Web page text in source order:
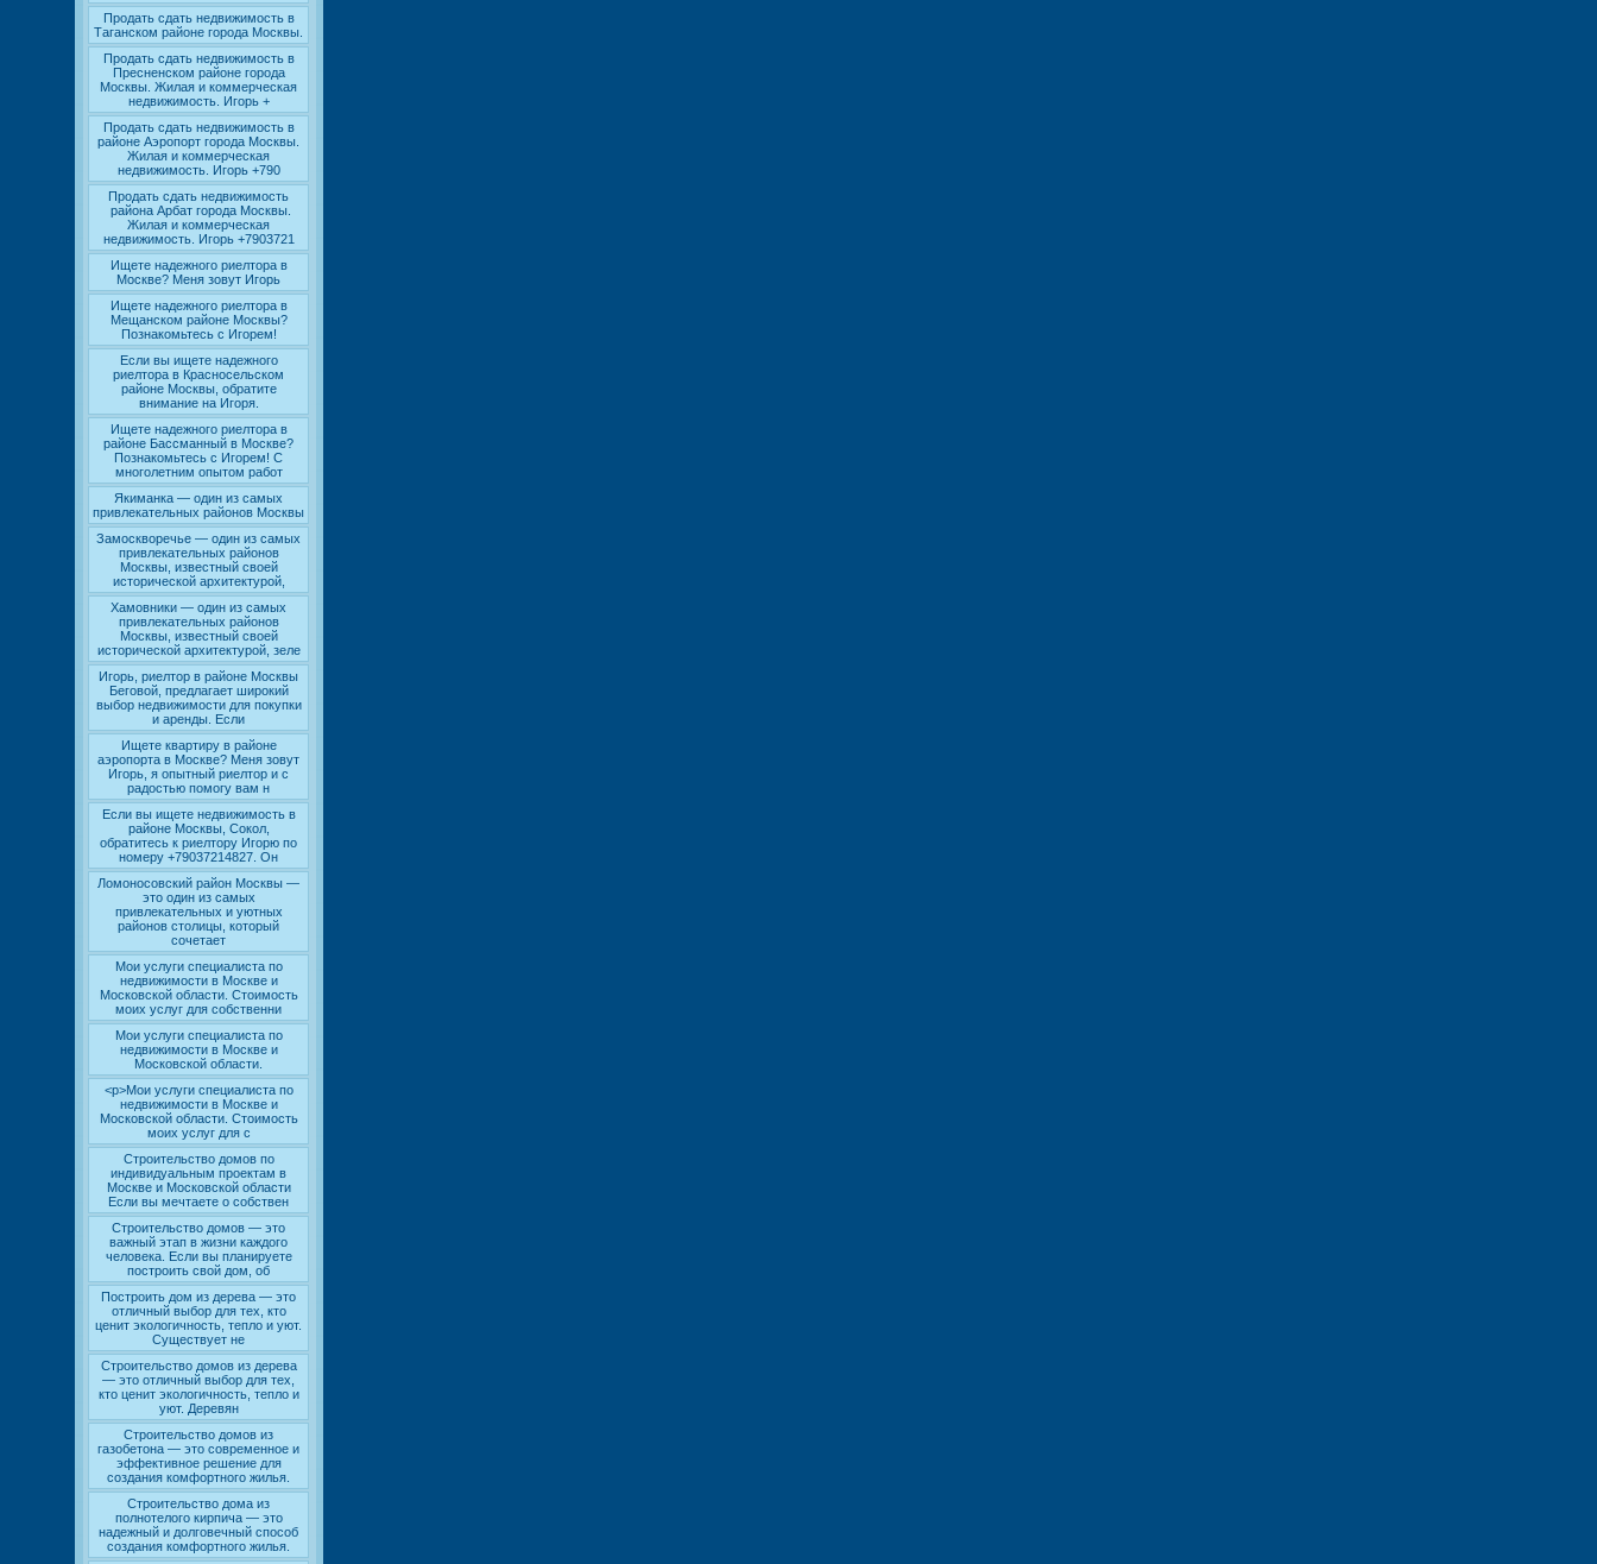
Продать сдать недвижимость в
Таганском районе города Москвы.
Продать сдать недвижимость в
Пресненском районе города
Москвы. Жилая и коммерческая
недвижимость. Игорь +
Продать сдать недвижимость в
районе Аэропорт города Москвы.
Жилая и коммерческая
недвижимость. Игорь +790
Продать сдать недвижимость
района Арбат города Москвы.
Жилая и коммерческая
недвижимость. Игорь +7903721
Ищете надежного риелтора в
Москве? Меня зовут Игорь
Ищете надежного риелтора в
Мещанском районе Москвы?
Познакомьтесь с Игорем!
Если вы ищете надежного
риелтора в Красносельском
районе Москвы, обратите
внимание на Игоря.
Ищете надежного риелтора в
районе Бассманный в Москве?
Познакомьтесь с Игорем! С
многолетним опытом работ
Якиманка — один из самых
привлекательных районов Москвы
Замоскворечье — один из самых
привлекательных районов
Москвы, известный своей
исторической архитектурой,
Хамовники — один из самых
привлекательных районов
Москвы, известный своей
исторической архитектурой, зеле
Игорь, риелтор в районе Москвы
Беговой, предлагает широкий
выбор недвижимости для покупки
и аренды. Если
Ищете квартиру в районе
аэропорта в Москве? Меня зовут
Игорь, я опытный риелтор и с
радостью помогу вам н
Если вы ищете недвижимость в
районе Москвы, Сокол,
обратитесь к риелтору Игорю по
номеру +79037214827. Он
Ломоносовский район Москвы —
это один из самых
привлекательных и уютных
районов столицы, который
сочетает
Мои услуги специалиста по
недвижимости в Москве и
Московской области. Стоимость
моих услуг для собственни
Мои услуги специалиста по
недвижимости в Москве и
Московской области.
<p>Мои услуги специалиста по
недвижимости в Москве и
Московской области. Стоимость
моих услуг для с
Строительство домов по
индивидуальным проектам в
Москве и Московской области
Если вы мечтаете о собствен
Строительство домов — это
важный этап в жизни каждого
человека. Если вы планируете
построить свой дом, об
Построить дом из дерева — это
отличный выбор для тех, кто
ценит экологичность, тепло и уют.
Существует не
Строительство домов из дерева
— это отличный выбор для тех,
кто ценит экологичность, тепло и
уют. Деревян
Строительство домов из
газобетона — это современное и
эффективное решение для
создания комфортного жилья.
Строительство дома из
полнотелого кирпича — это
надежный и долговечный способ
создания комфортного жилья.